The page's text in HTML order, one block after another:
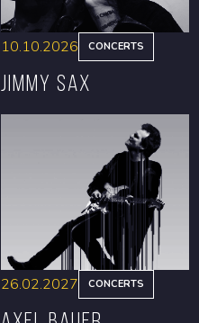
RÉSERVER
10.10.2026 CONCERTS
Jimmy Sax
26.02.2027 CONCERTS